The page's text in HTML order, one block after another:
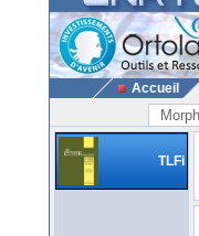
Accueil
TLFi